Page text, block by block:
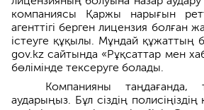
компаниясы Қаржы нарығын
агенттігі берген лицензия болған
істеуге құқылы. Мұндай құжаттың
gov.kz сайтында «Рұқсаттар мен
бөлімінде тексеруге болады.
Компанияны таңдағанда,
аударыңыз. Бұл сіздің